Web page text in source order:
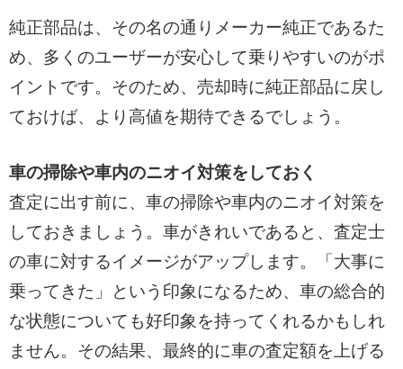
純正部品は、その名の通りメーカー純正であるた
め、多くのユーザーが安心して乗りやすいのがポ
イントです。そのため、売却時に純正部品に戻し
ておけば、より高値を期待できるでしょう。
車の掃除や車内のニオイ対策をしておく
査定に出す前に、車の掃除や車内のニオイ対策を
しておきましょう。車がきれいであると、査定士
の車に対するイメージがアップします。「大事に
乗ってきた」という印象になるため、車の総合的
な状態についても好印象を持ってくれるかもしれ
ません。その結果、最終的に車の査定額を上げる